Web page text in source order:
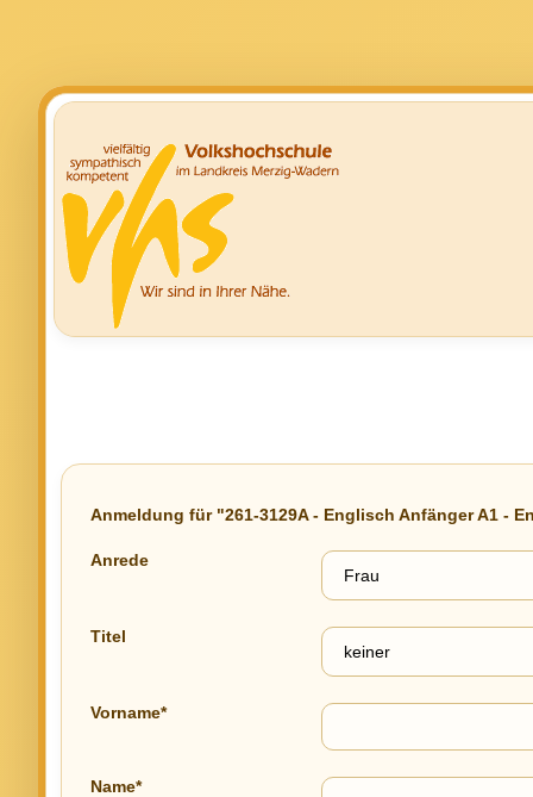
Anmeldung für "261-3129A - Englisch Anfänger A1 -
Anrede
Titel
Vorname*
Name*